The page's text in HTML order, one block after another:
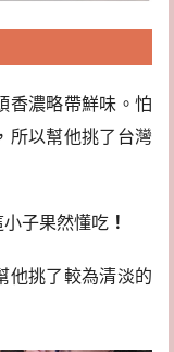
香濃略帶鮮味。怕
所以幫他挑了台灣
子果然懂吃 ！
他挑了較為清淡的